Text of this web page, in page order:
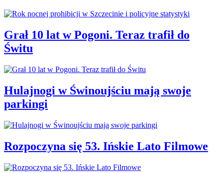
Grał 10 lat w Pogoni. Teraz trafił do
Świtu
Hulajnogi w Świnoujściu mają swoje
parkingi
Rozpoczyna się 53. Ińskie Lato Filmowe